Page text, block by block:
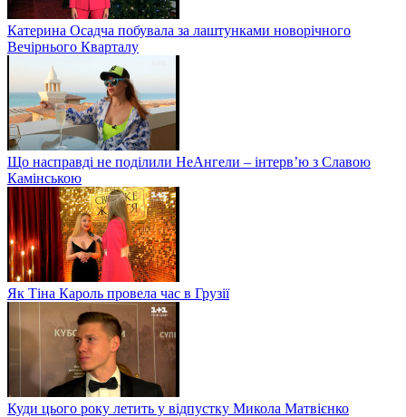
Катерина Осадча побувала за лаштунками новорічного
Вечірнього Кварталу
Що насправді не поділили НеАнгели – інтерв’ю з Славою
Камінською
Як Тіна Кароль провела час в Грузії
Куди цього року летить у відпустку Микола Матвієнко